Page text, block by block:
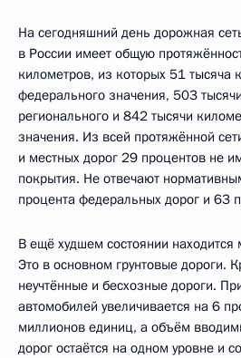
На сегодняшний день дорожная
в России имеет общую
километров, из которых 51 тысяча
федерального значения, 503
регионального и 842 тысячи
значения. Из всей протяжённой
и местных дорог 29 процентов не
покрытия. Не отвечают
процента федеральных дорог и 63
В ещё худшем состоянии находится
Это в основном грунтовые дороги.
неучтённые и бесхозные дороги.
автомобилей увеличивается на 6
миллионов единиц, а объём
дорог остаётся на одном уровне и